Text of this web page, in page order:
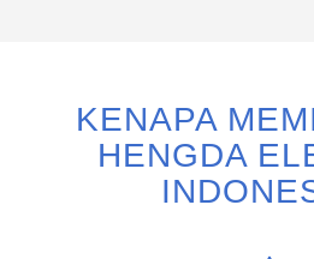
KENAPA
HENGDA